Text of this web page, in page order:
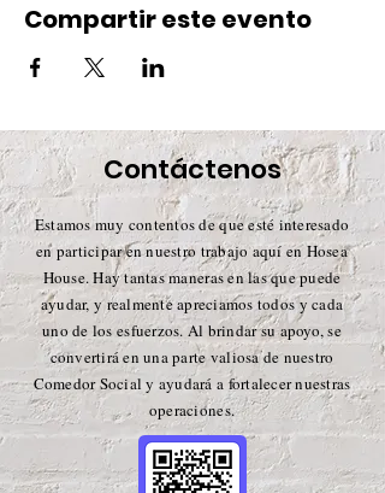
Compartir este evento
Contáctenos
Estamos muy contentos de que esté interesado
en participar en nuestro trabajo aquí en Hosea
House. Hay tantas maneras en las que puede
ayudar, y realmente apreciamos todos y cada
uno de los esfuerzos. Al brindar su apoyo, se
convertirá en una parte valiosa de nuestro
Comedor Social y ayudará a fortalecer nuestras
operaciones.